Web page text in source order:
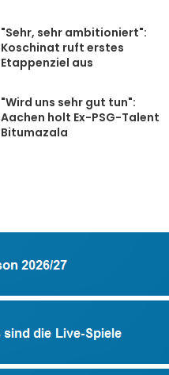
"Sehr, sehr ambitioniert":
Koschinat ruft erstes
Etappenziel aus
"Wird uns sehr gut tun":
Aachen holt Ex-PSG-Talent
Bitumazala